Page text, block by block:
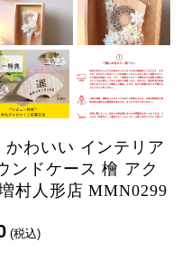
わいい インテリア
ンドケース 檜 アク
村人形店 MMN0299
(税込)